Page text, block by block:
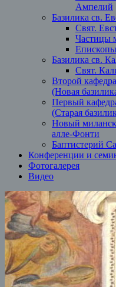
Ампелий
Базилика св.
Свят.
Частицы
Базилика св.
Свят.
Второй
(Новая
Первый
(Старая
Новый
алле-Фонти
Баптистерий
Конференции и
Фотогалерея
Видео